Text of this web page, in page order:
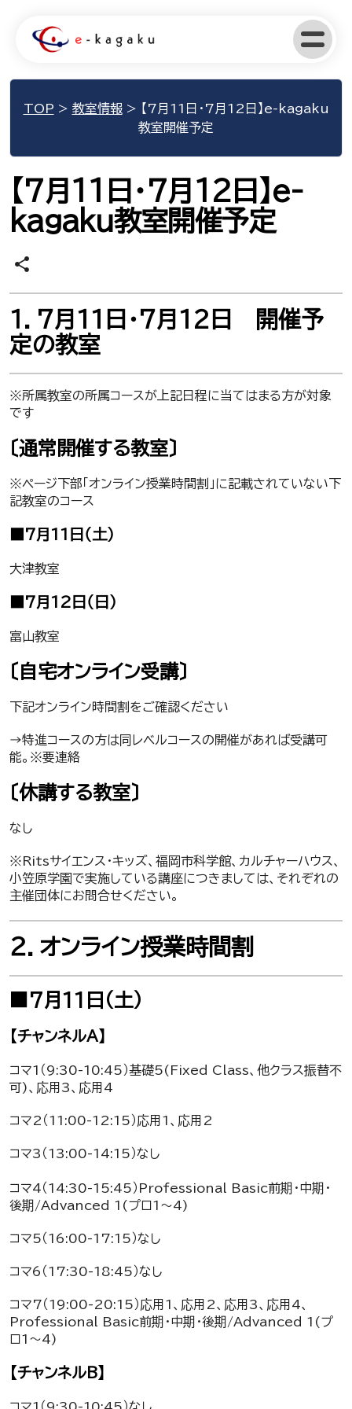
TOP > 教室情報 > 【7月11日･7月12日】e-kagaku
教室開催予定
【7月11日･7月12日】e-
kagaku教室開催予定
share
１．7月11日･7月12日 開催予
定の教室
※所属教室の所属コースが上記日程に当てはまる方が対象
です
〔通常開催する教室〕
※ページ下部「オンライン授業時間割」に記載されていない下
記教室のコース
■7月11日（土）
大津教室
■7月12日（日）
富山教室
〔自宅オンライン受講〕
下記オンライン時間割をご確認ください
→特進コースの方は同レベルコースの開催があれば受講可
能。※要連絡
〔休講する教室〕
なし
※Ritsサイエンス・キッズ、福岡市科学館、カルチャーハウス、
小笠原学園で実施している講座につきましては、それぞれの
主催団体にお問合せください。
２．オンライン授業時間割
■7月11日（土）
【チャンネルA】
コマ1（9:30-10:45）基礎5(Fixed Class、他クラス振替不
可)、応用3、応用4
コマ2（11:00-12:15）応用1、応用2
コマ3（13:00-14:15）なし
コマ4（14:30-15:45）Professional Basic前期・中期・
後期/Advanced 1(プロ1～4)
コマ5（16:00-17:15）なし
コマ6（17:30-18:45）なし
コマ7（19:00-20:15）応用1、応用2、応用3、応用4、
Professional Basic前期・中期・後期/Advanced 1(プ
ロ1～4)
【チャンネルB】